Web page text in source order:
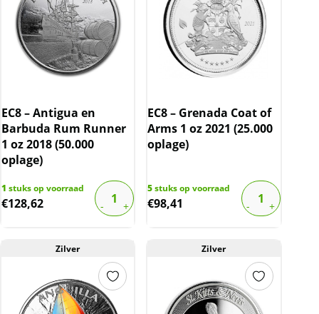
EC8 – Antigua en
Barbuda Rum Runner
1 oz 2018 (50.000
oplage)
1 stuks op voorraad
€128,62
EC8 – Grenada Coat of
Arms 1 oz 2021 (25.000
oplage)
5stuks op voorraad
€98,41
Zilver Zilver